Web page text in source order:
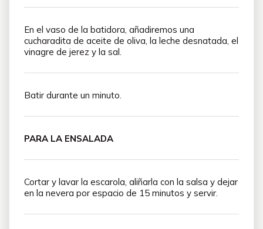
En el vaso de la batidora, añadiremos una
cucharadita de aceite de oliva, la leche desnatada, el
vinagre de jerez y la sal.
Batir durante un minuto.
PARA LA ENSALADA
Cortar y lavar la escarola, aliñarla con la salsa y dejar
en la nevera por espacio de 15 minutos y servir.